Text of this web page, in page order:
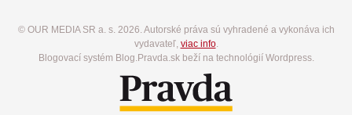
© OUR MEDIA SR a. s. 2026. Autorské práva sú vyhradené a vykonáva ich
vydavateľ, viac info.
Blogovací systém Blog.Pravda.sk beží na technológií Wordpress.